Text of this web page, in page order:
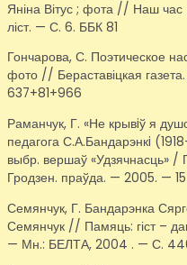
Яніна Вітус ; фота // Наш
ліст. — С. 6. ББК 81
Гончарова, С. Поэтическое
фото // Бераставіцкая
637+81+966
Раманчук, Г. «Не крывiў я
педагога С.А.Бандарэнкi
выбр. вершаў «Удзячнасць»
Гродзен. праўда. — 2005. —
Семянчук, Г. Бандарэнка
Семянчук // Памяць: гіст –
— Мн.: БЕЛТА, 2004 . — С.